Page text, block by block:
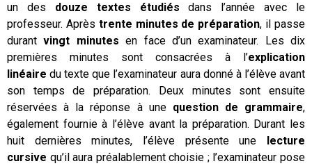
un des douze textes étudiés dans l’année avec le
professeur. Après trente minutes de préparation, il passe
durantvingt minutes en face d’un examinateur. Les dix
premières minutes sont consacrées à l’explication
linéaire du texte que l’examinateur aura donné à l’élève avant
son temps de préparation. Deux minutes sont ensuite
réservées à la réponse à une question de grammaire,
également fournie à l’élève avant la préparation. Durant les
huit dernières minutes, l’élève présente une
lecture
cursive qu’il aura préalablement choisie ; l’examinateur pose